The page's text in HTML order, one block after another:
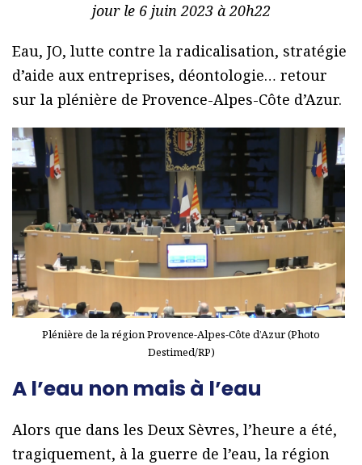
jour le 6 juin 2023 à 20h22
Eau, JO, lutte contre la radicalisation, stratégie
d’aide aux entreprises, déontologie… retour
sur la plénière de Provence-Alpes-Côte d’Azur.
Plénière de la région Provence-Alpes-Côte d’Azur (Photo
Destimed/RP)
A l’eau non mais à l’eau
Alors que dans les Deux Sèvres, l’heure a été,
tragiquement, à la guerre de l’eau, la région